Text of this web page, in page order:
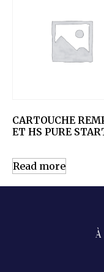
CARTOUCHE
ET HS PURE
Read more